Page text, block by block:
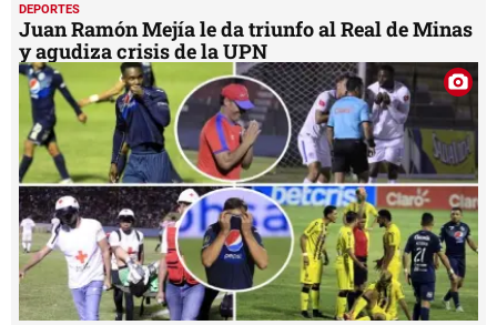
DEPORTES
Juan Ramón Mejía le da triunfo al Real de Minas
y agudiza crisis de la UPN